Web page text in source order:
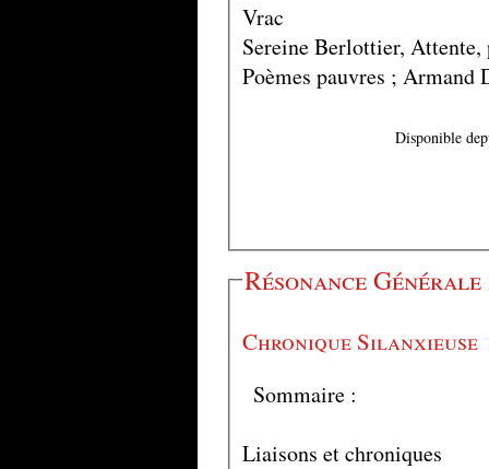
Vrac
Sereine Berlottier,
Poèmes pauvres ; Armand
Disponible
Résonance Générale
Chronique Silanxieuse
Sommaire :
Liaisons et chroniques